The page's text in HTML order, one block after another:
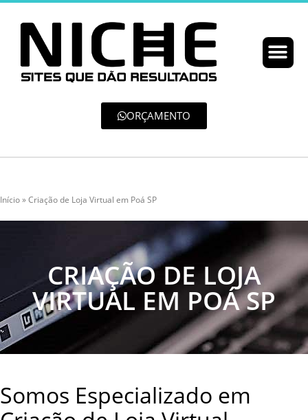
ORÇAMENTO
Início»Criação de Loja Virtual em Poá SP
CRIAÇÃO DE LOJA
VIRTUAL EM POÁ SP
Somos Especializado em